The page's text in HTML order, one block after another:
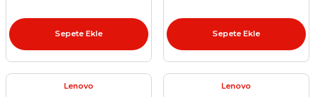
Sepete Ekle Sepete Ekle
Lenovo Lenovo